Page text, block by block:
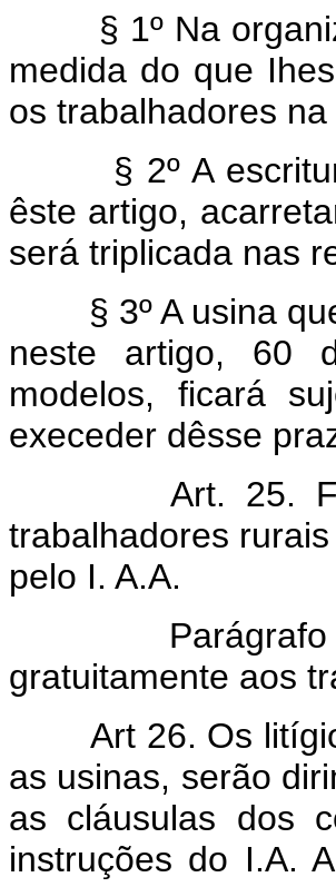
§ 1º Na
medida do que
os trabalhadores
§ 2º A
êste artigo,
será triplicada nas
§ 3º A usina que
neste artigo, 60
modelos, ficará
execeder dêsse
Art. 25.
trabalhadores
pelo I. A.A.
Parágrafo
gratuitamente aos
Art 26. Os
as usinas, serão
as cláusulas dos
instruções do I.A.